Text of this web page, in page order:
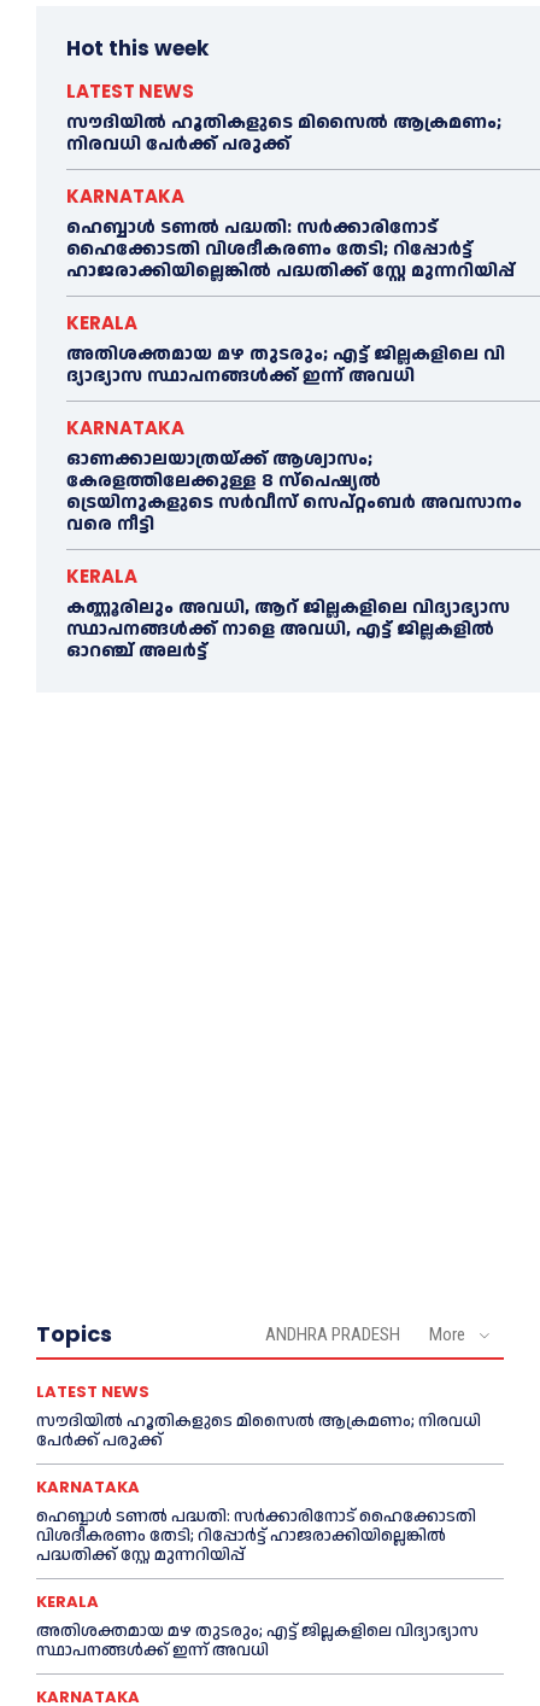
Hot this week
LATEST NEWS
സൗദിയിൽ ഹൂതികളുടെ മിസൈൽ ആക്രമണം;
നിരവധി പേർക്ക് പരുക്ക്
KARNATAKA
ഹെബ്ബാൾ ടണൽ പദ്ധതി: സർക്കാരിനോട്
ഹൈക്കോടതി വിശദീകരണം തേടി; റിപ്പോർട്ട്
ഹാജരാക്കിയില്ലെങ്കിൽ പദ്ധതിക്ക് സ്റ്റേ മുന്നറിയിപ്പ്
KERALA
അതിശക്തമായ മഴ തുടരും; എട്ട് ജി​ല്ല​ക​ളി​ലെ വി​
ദ്യാ​ഭ്യാ​സ സ്ഥാ​പ​ന​ങ്ങ​ൾ​ക്ക് ഇ​ന്ന് അ​വ​ധി
KARNATAKA
ഓണക്കാലയാത്രയ്ക്ക് ആശ്വാസം;
കേരളത്തിലേക്കുള്ള 8 സ്പെഷ്യൽ
ട്രെയിനുകളുടെ സർവീസ് സെപ്റ്റംബർ അവസാനം
വരെ നീട്ടി
KERALA
കണ്ണൂരിലും അവധി, ആറ് ജില്ലകളിലെ വിദ്യാഭ്യാസ
സ്ഥാപനങ്ങൾക്ക് നാളെ അവധി, എട്ട് ജില്ലകളിൽ
ഓറഞ്ച് അലർട്ട്
Topics ANDHRA PRADESH More
LATEST NEWS
സൗദിയിൽ ഹൂതികളുടെ മിസൈൽ ആക്രമണം; നിരവധി
പേർക്ക് പരുക്ക്
KARNATAKA
ഹെബ്ബാൾ ടണൽ പദ്ധതി: സർക്കാരിനോട് ഹൈക്കോടതി
വിശദീകരണം തേടി; റിപ്പോർട്ട് ഹാജരാക്കിയില്ലെങ്കിൽ
പദ്ധതിക്ക് സ്റ്റേ മുന്നറിയിപ്പ്
KERALA
അതിശക്തമായ മഴ തുടരും; എട്ട് ജി​ല്ല​ക​ളി​ലെ വി​ദ്യാ​ഭ്യാ​സ
സ്ഥാ​പ​ന​ങ്ങ​ൾ​ക്ക് ഇ​ന്ന് അ​വ​ധി
KARNATAKA